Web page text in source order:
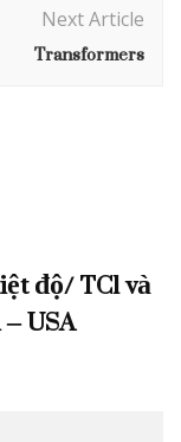
Next Article
Transformers
độ/ TC1 và
USA